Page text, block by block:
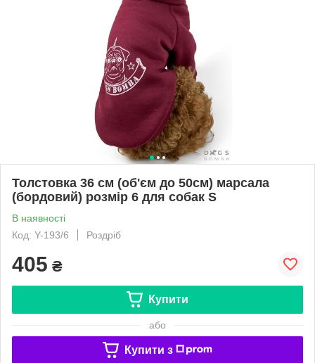
Толстовка 36 см (об'єм до 50см) марсала
(бордовий) розмір 6 для собак S
В наявності
Код: Y-193/6
Роздріб
405 ₴
Купити
або
Купити з